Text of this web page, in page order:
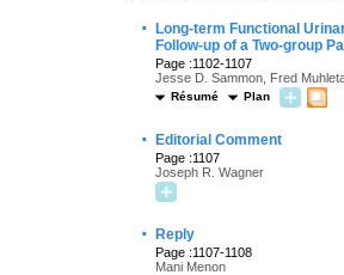
·
Long-term Functional
Follow-up of a Two-group
Page :1102-1107
Jesse D. Sammon, Fred
Résumé Plan
· Editorial Comment
Page :1107
Joseph R. Wagner
· Reply
Page :1107-1108
Mani Menon